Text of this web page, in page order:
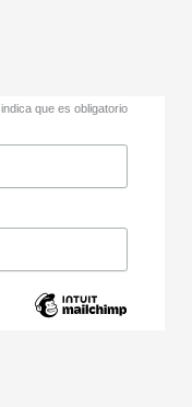
indica que es obligatorio